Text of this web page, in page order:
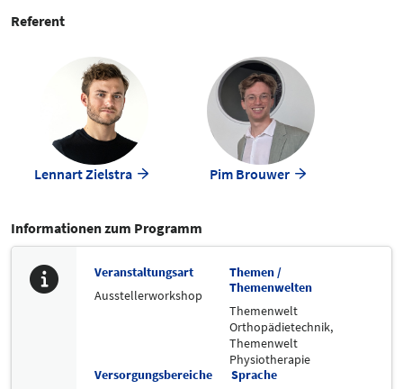
Referent
Lennart Zielstra Pim Brouwer
Informationen zum Programm
Veranstaltungsart
Ausstellerworkshop
Themen /
Themenwelten
Themenwelt
Orthopädietechnik,
Themenwelt
Physiotherapie
Versorgungsbereiche
Sprache